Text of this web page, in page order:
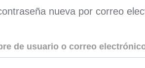
nueva por correo
de usuario o correo